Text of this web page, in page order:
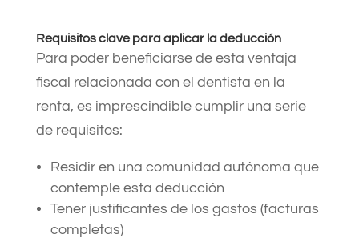
Requisitos clave para aplicar la deducción
Para poder beneficiarse de esta ventaja
fiscal relacionada con el dentista en la
renta, es imprescindible cumplir una serie
de requisitos:
Residir en una comunidad autónoma que
contemple esta deducción
Tener justificantes de los gastos (facturas
completas)